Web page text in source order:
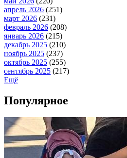
апрель 2026 (251)
март 2026 (231)
февраль 2026 (208)
январь 2026 (215)
декабрь 2025 (210)
ноябрь 2025 (237)
октябрь 2025 (255)
сентябрь 2025 (217)
Ещё
Популярное